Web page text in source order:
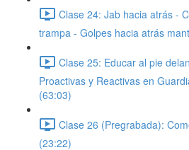
Clase 24: Jab hacia atrás -
trampa - Golpes hacia atrás
Clase 25: Educar al pie
Proactivas y Reactivas en
(63:03)
Clase 26 (Pregrabada):
(23:22)